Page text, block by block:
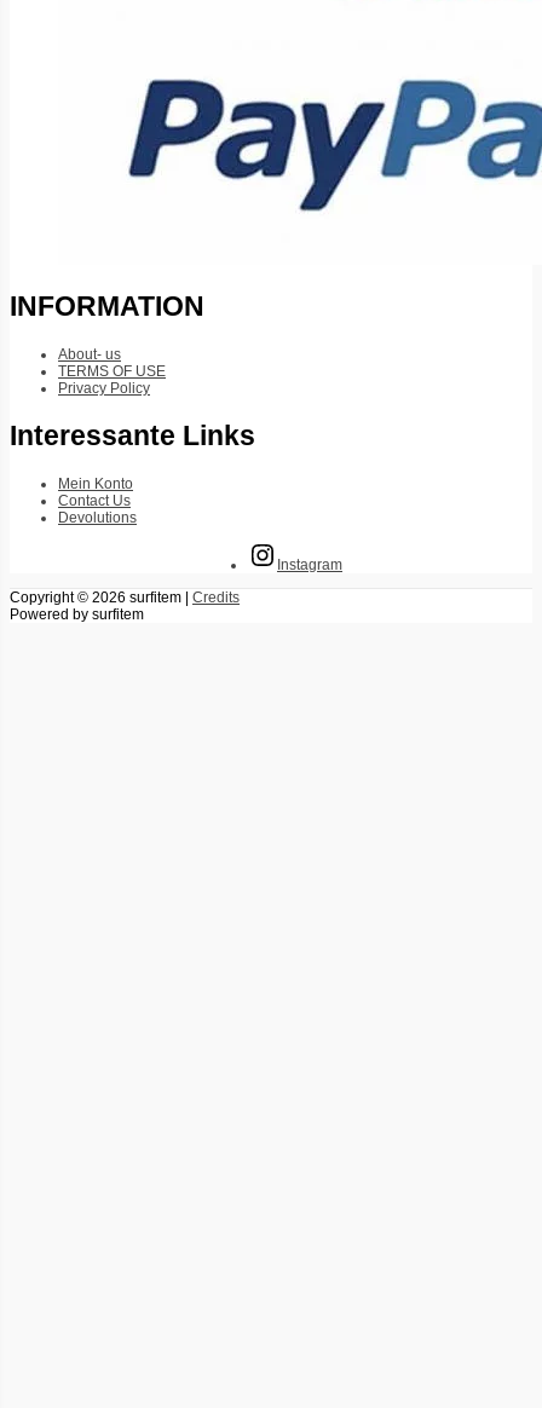
INFORMATION
About- us
TERMS OF USE
Privacy Policy
Interessante Links
Mein Konto
Contact Us
Devolutions
Instagram
Copyright © 2026 surfitem
Credits
Powered by surfitem